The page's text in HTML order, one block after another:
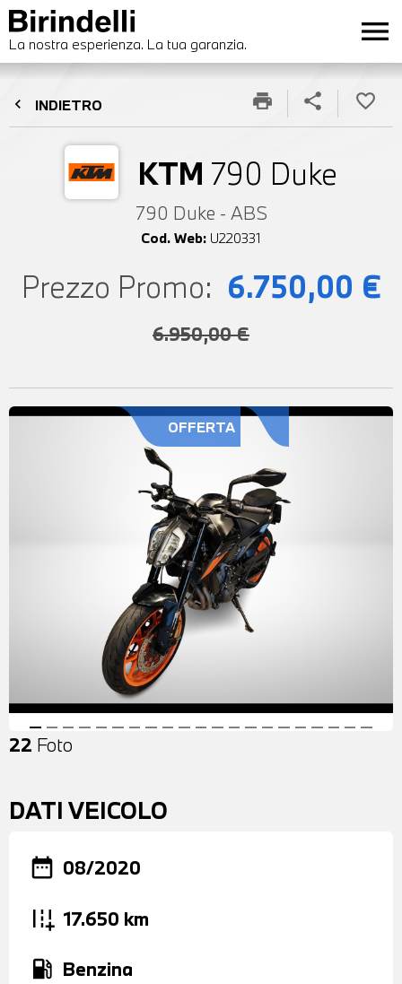
La nostra esperienza. La tua garanzia. menu
chevron_left INDIETRO
KTM 790 Duke
790 Duke - ABS
Cod. Web: U220331
print share favorite_border
Prezzo Promo: 6.750,00 €
6.950,00 €
OFFERTA
22 Foto
DATI VEICOLO
date_range 08/2020
add_road 17.650 km
local_gas_station Benzina